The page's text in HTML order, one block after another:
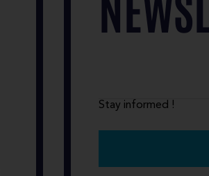
Stay informed !